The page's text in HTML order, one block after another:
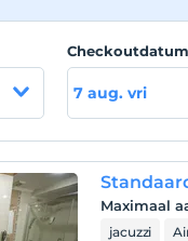
Checkoutdatum
7 aug. vri
Maximaal
jacuzzi